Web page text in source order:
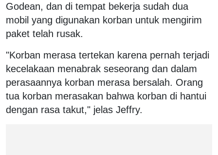
Godean, dan di tempat bekerja sudah dua
mobil yang digunakan korban untuk mengirim
paket telah rusak.
"Korban merasa tertekan karena pernah terjadi
kecelakaan menabrak seseorang dan dalam
perasaannya korban merasa bersalah. Orang
tua korban merasakan bahwa korban di hantui
dengan rasa takut," jelas Jeffry.